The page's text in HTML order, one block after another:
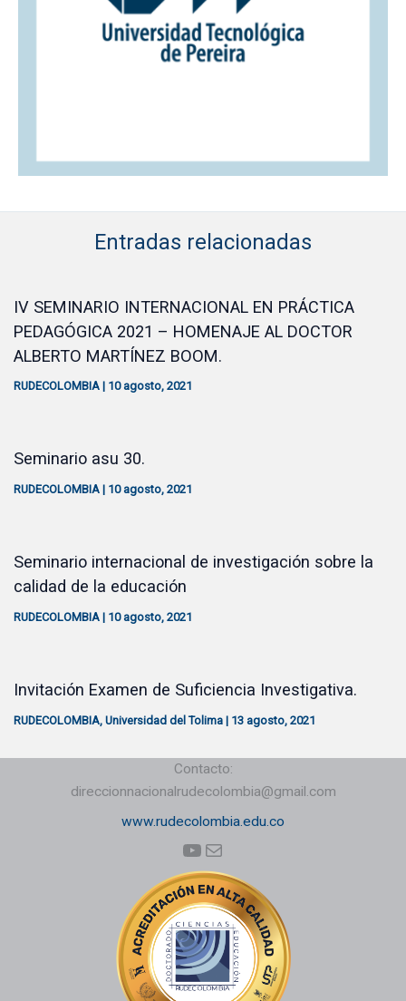
Entradas relacionadas
IV SEMINARIO INTERNACIONAL EN PRÁCTICA
PEDAGÓGICA 2021 – HOMENAJE AL DOCTOR
ALBERTO MARTÍNEZ BOOM.
RUDECOLOMBIA | 10 agosto, 2021
Seminario asu 30.
RUDECOLOMBIA | 10 agosto, 2021
Seminario internacional de investigación sobre la
calidad de la educación
RUDECOLOMBIA | 10 agosto, 2021
Invitación Examen de Suficiencia Investigativa.
RUDECOLOMBIA, Universidad del Tolima | 13 agosto, 2021
Contacto:
direccionnacionalrudecolombia@gmail.com
www.rudecolombia.edu.co
YouTube
Correo electrónico